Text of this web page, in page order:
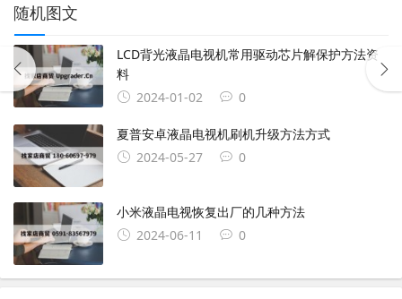
随机图文
LCD背光液晶电视机常用驱动芯片解保护方法资
料
2024-01-02
0
夏普安卓液晶电视机刷机升级方法方式
2024-05-27
0
小米液晶电视恢复出厂的几种方法
2024-06-11
0